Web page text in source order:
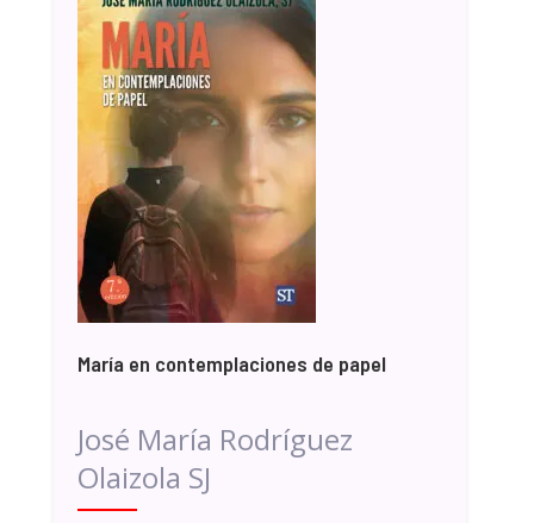
María en contemplaciones de papel
José María Rodríguez
Olaizola SJ